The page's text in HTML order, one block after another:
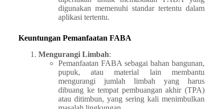
digunakan memenuhi standar tertentu dalam
aplikasi tertentu.
Keuntungan Pemanfaatan FABA
Mengurangi Limbah:
Pemanfaatan FABA sebagai bahan bangunan,
pupuk, atau material lain membantu
mengurangi jumlah limbah yang harus
dibuang ke tempat pembuangan akhir (TPA)
atau ditimbun, yang sering kali menimbulkan